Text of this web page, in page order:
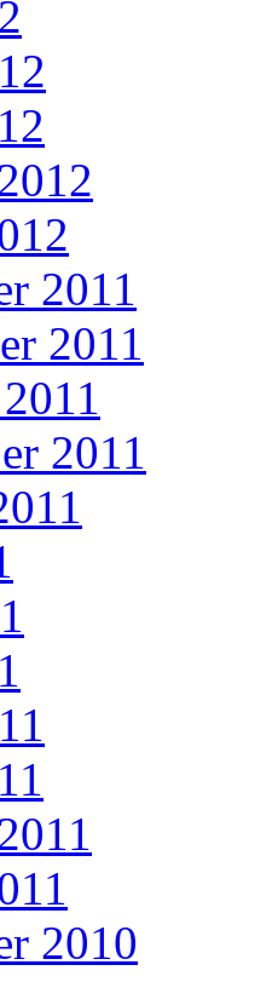
2011
2011
2011
2010